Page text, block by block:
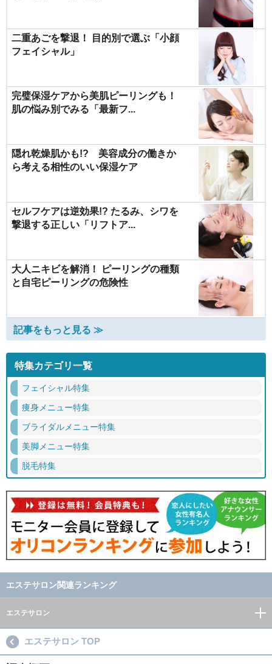
二重あごを撃退！ 目的別で選ぶ「小顔
フェイシャル」
完璧保湿ケアから美肌ピーリングも！
肌の悩み別でみる「最新フ...
隠れ乾燥肌かも!? 美容成分の働きか
ら考える相性のいい保湿ケア
セルフケアは逆効果!? たるみ、シワを
撃退する正しい「リフトア...
大人ニキビを解消！ ピーリングの種類
と自宅ピーリングの危険性
記事をもっと見る ≫
特集カテゴリ一覧
フェイシャル特集
痩身メニュー特集
ブライダルメニュー特集
美脚メニュー特集
脱毛特集
エステサロン関連ランキング
エステサロン
エステサロン TOP